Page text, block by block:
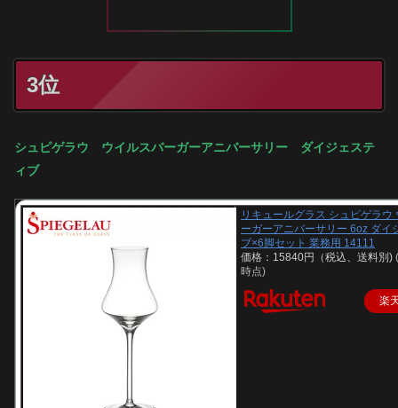
3位
シュピゲラウ ウイルスバーガーアニバーサリー ダイジェステ
ィブ
リキュールグラス シュピゲラウ
ーガーアニバーサリー 6oz ダイ
ブ×6脚セット 業務用 14111
価格：15840円（税込、送料別)
時点)
楽